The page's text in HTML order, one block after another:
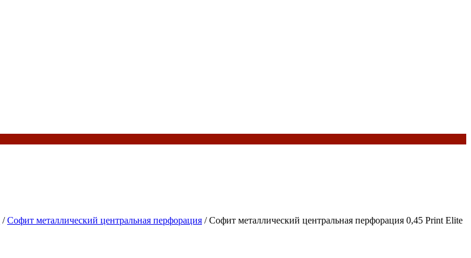
/Софит металлический центральная перфорация / Софит металлический центральная перфорация 0,45 Print Elite